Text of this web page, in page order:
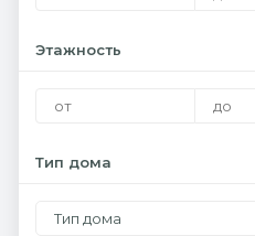
Этажность
Тип дома
Тип дома